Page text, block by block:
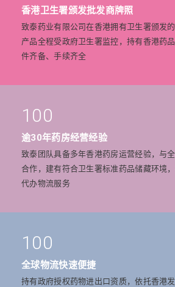
香港卫生署颁发批发商牌照
致泰药业有限公司在香港拥有卫生署颁发
产品全程受政府卫生署监控，持有香港药
件齐备、手续齐全
100
逾30年药房经营经验
致泰团队具备多年香港药房运营经验，与
合作，建有符合卫生署标准药品储藏环境
代办物流服务
100
全球物流快速便捷
持有政府授权药物进出口资质，依托香港